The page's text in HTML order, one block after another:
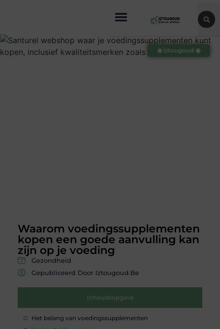
Waarom voedingssupplementen
kopen een goede aanvulling kan
zijn op je voeding
Gezondheid
Gepubliceerd Door Iztougoud.be
Inhoudsopgave
Het belang van voedingssupplementen
◉ iztougoud ◉